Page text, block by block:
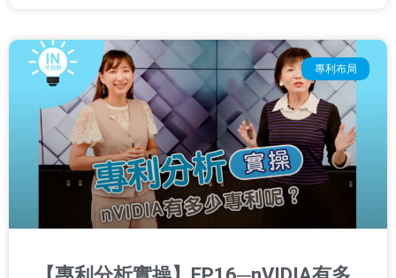
專利布局